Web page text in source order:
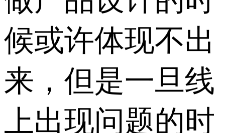
候或许体现不出
来，但是一旦线
上出现问题的时